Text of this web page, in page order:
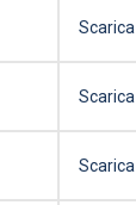
Scarica
Scarica
Scarica